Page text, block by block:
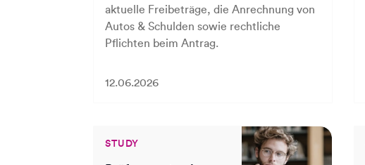
aktuelle Freibeträge, die Anrechnung von
Autos & Schulden sowie rechtliche
Pflichten beim Antrag.
12.06.2026
STUDY